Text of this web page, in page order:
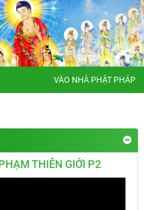
VÀO NHÀ PHẬT PHÁP
THIÊN GIỚI P2